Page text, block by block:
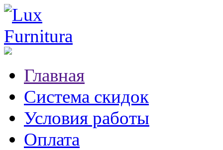
Главная
Система скидок
Условия работы
Оплата